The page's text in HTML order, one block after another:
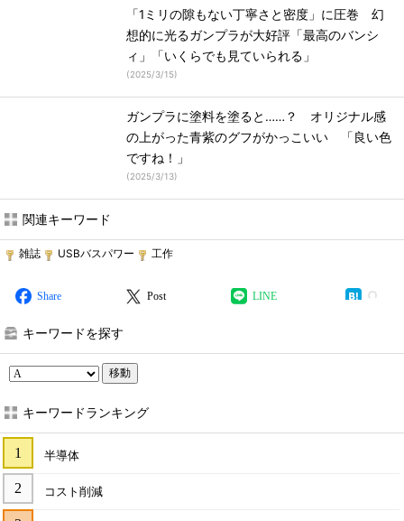
「1ミリの隙もない丁寧さと密度」に圧巻 幻
想的に光るガンプラが大好評「最高のバンシ
ィ」「いくらでも見ていられる」
(2025/3/15)
ガンプラに塗料を塗ると……？ オリジナル感
の上がった青紫のグフがかっこいい 「良い色
ですね！」
(2025/3/13)
関連キーワード
雑誌 USBバスパワー 工作
Share Post LINE
キーワードを探す
移動
キーワードランキング
半導体
コスト削減